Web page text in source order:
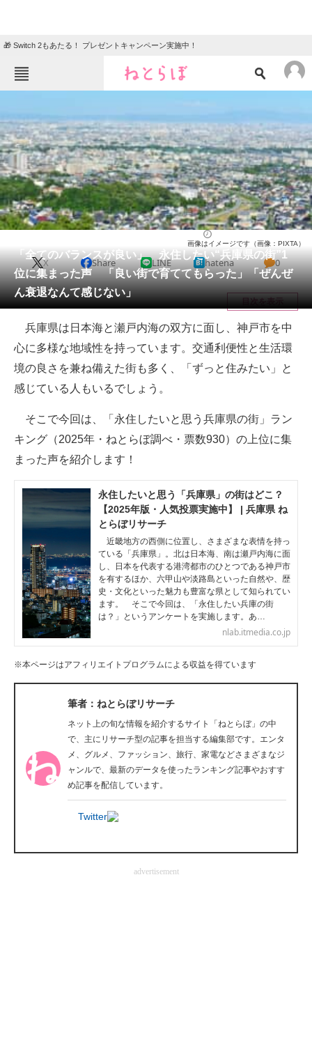
🎁 Switch 2もあたる！ プレゼントキャンペーン実施中！
エンタメ クイズ
グルメ 地域
住まい 教育・育児
動物 リサーチ
会員記事
メディア
注目記事を集めた総合ページ
ITの今と未来を見通す
スマホと通信の最新トレンド
ビジネスと働き方のヒント
AI活用のいまが分かる
企業ITのトレンドを詳説
経営リーダーのコミュニティ
マーケ×ITの今がよく分かる
ITエンジニア向け専門サイト
企業向けIT製品の総合サイト
IT製品の技術・比較・事例
製造業のIT導入・活用を支援
モノづくり技術者専門サイト
エレクトロニクス専門サイト
電子設計の基本と応用
エネルギーの専門メディア
建設×テクノロジーの最前線
「全てのバランスが良い」 永住したい“兵庫県の街”1
位に集まった声 「良い街で育ててもらった」「ぜんぜ
ん衰退なんて感じない」
画像はイメージです（画像：PIXTA）
X Share LINE hatena 0
目次を表示
兵庫県は日本海と瀬戸内海の双方に面し、神戸市を中
心に多様な地域性を持っています。交通利便性と生活環
境の良さを兼ね備えた街も多く、「ずっと住みたい」と
感じている人もいるでしょう。
そこで今回は、「永住したいと思う兵庫県の街」ラン
キング（2025年・ねとらぼ調べ・票数930）の上位に集
まった声を紹介します！
永住したいと思う「兵庫県」の街はどこ？
【2025年版・人気投票実施中】 | 兵庫県 ね
とらぼリサーチ
近畿地方の西側に位置し、さまざまな表情を持っ
ている「兵庫県」。北は日本海、南は瀬戸内海に面
し、日本を代表する港湾都市のひとつである神戸市
を有するほか、六甲山や淡路島といった自然や、歴
史・文化といった魅力も豊富な県として知られてい
ます。 そこで今回は、「永住したい兵庫の街
は？」というアンケートを実施します。あ…
nlab.itmedia.co.jp
※本ページはアフィリエイトプログラムによる収益を得ています
筆者：ねとらぼリサーチ
ネット上の旬な情報を紹介するサイト「ねとらぼ」の中
で、主にリサーチ型の記事を担当する編集部です。エンタ
メ、グルメ、ファッション、旅行、家電などさまざまなジ
ャンルで、最新のデータを使ったランキング記事やおすす
め記事を配信しています。
Twitter
advertisement